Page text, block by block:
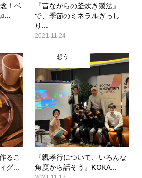
！ベ
『昔ながらの釜炊き製法』
で、季節のミネラルぎっし
り...
2021.11.24
るこ
グ...
想う
『親孝行について、いろんな
角度から話そう』KOKA...